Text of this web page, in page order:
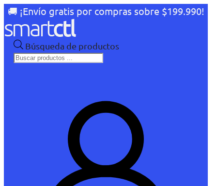
🚚 ¡Envío gratis por compras sobre $199.990!
Búsqueda de productos